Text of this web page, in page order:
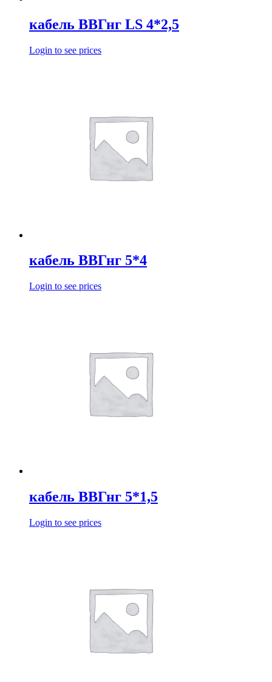
кабель ВВГнг LS 4*2,5
Login to see prices
кабель ВВГнг 5*4
Login to see prices
кабель ВВГнг 5*1,5
Login to see prices